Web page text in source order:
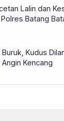
Lalin dan
Batang
Kudus
Kencang